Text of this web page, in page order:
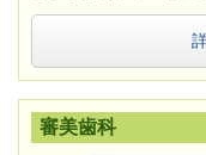
審美歯科